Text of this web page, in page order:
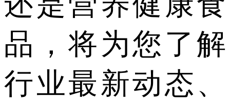
品，将为您了解
行业最新动态、